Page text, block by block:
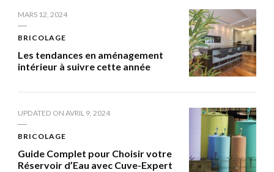
MARS 12, 2024
BRICOLAGE
Les tendances en aménagement
intérieur à suivre cette année
UPDATED ON AVRIL 9, 2024
BRICOLAGE
Guide Complet pour Choisir votre
Réservoir d’Eau avec Cuve-Expert